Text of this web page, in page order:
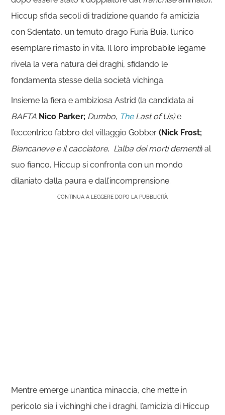
Hiccup sfida secoli di tradizione quando fa amicizia
con Sdentato, un temuto drago Furia Buia, l’unico
esemplare rimasto in vita. Il loro improbabile legame
rivela la vera natura dei draghi, sfidando le
fondamenta stesse della società vichinga.
Insieme la fiera e ambiziosa Astrid (la candidata ai
BAFTA Nico Parker; Dumbo, The Last of Us)e
l’eccentrico fabbro del villaggio Gobber(Nick Frost;
Biancaneve e il cacciatore, L’alba dei morti dementi) al
suo fianco, Hiccup si confronta con un mondo
dilaniato dalla paura e dall’incomprensione.
CONTINUA A LEGGERE DOPO LA PUBBLICITÀ
Mentre emerge un’antica minaccia, che mette in
pericolo sia i vichinghi che i draghi, l’amicizia di Hiccup